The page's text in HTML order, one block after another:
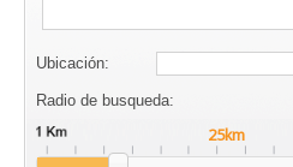
Ubicación:
Radio de busqueda: